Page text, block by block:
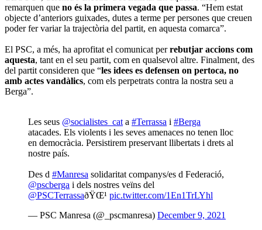
remarquen que no és la primera vegada que passa. “Hem estat
objecte d’anteriors guixades, dutes a terme per persones que creuen
poder fer variar la trajectòria del partit, en aquesta comarca”.
El PSC, a més, ha aprofitat el comunicat perrebutjar accions com
aquesta, tant en el seu partit, com en qualsevol altre. Finalment, des
del partit consideren que “les idees es defensen on pertoca, no
amb actes vandàlics, com els perpetrats contra la nostra seu a
Berga”.
Les seus @socialistes_cat a #Terrassa i #Berga
atacades. Els violents i les seves amenaces no tenen lloc
en democràcia. Persistirem preservant llibertats i drets al
nostre país.
Des d #Manresa solidaritat companys/es d Federació,
@pscberga i dels nostres veïns del
@PSCTerrassaðŸŒ¹ pic.twitter.com/1En1TrLYhl
— PSC Manresa (@_pscmanresa) December 9, 2021